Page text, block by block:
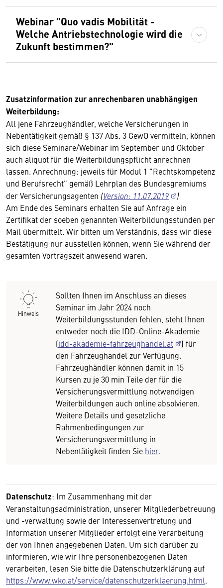
Webinar "Quo vadis Mobilität -
Welche Antriebstechnologie wird die
Zukunft bestimmen?"
Zusatzinformation zur anrechenbaren unabhängigen
Weiterbildung:
All jene Fahrzeughändler, welche Versicherungen in
Nebentätigkeit gemäß § 137 Abs. 3 GewO vermitteln, können
sich diese Seminare/Webinar im September und Oktober
auch aliquot für die Weiterbildungspflicht anrechnen
lassen. Anrechnung: jeweils für Modul 1 "Rechtskompetenz
und Berufsrecht" gemäß Lehrplan des Bundesgremiums
der Versicherungsagenten (Version: 11.07.2019
)
Am Ende des Seminars erhalten Sie auf Anfrage ein
Zertifikat der soeben genannten Weiterbildungsstunden per
Mail übermittelt. Wir bitten um Verständnis, dass wir diese
Bestätigung nur ausstellen können, wenn Sie während der
gesamten Vortragszeit anwesend waren.
Hinweis
Sollten Ihnen im Anschluss an dieses
Seminar im Jahr 2024 noch
Weiterbildungsstunden fehlen, steht Ihnen
entweder noch die IDD-Online-Akademie
(idd-akademie-fahrzeughandel.at
) für
den Fahrzeughandel zur Verfügung.
Fahrzeughändler können damit in 15
Kursen zu je 30 min Teile der für die
Versicherungsvermittlung notwendigen
Weiterbildungen auch online absolvieren.
Weitere Details und gesetzliche
Rahmenbedingungen zur
Versicherungsvermittlung in
Nebentätigkeit finden Sie hier.
Datenschutz: Im Zusammenhang mit der
Veranstaltungsadministration, unserer Mitgliederbetreuung
und -verwaltung sowie der Interessenvertretung und
Information unserer Mitglieder erfolgt eine Verarbeitung
der von Ihnen angegebenen Daten. Um sich darüber zu
informieren, wie wir Ihre personenbezogenen Daten
verarbeiten, lesen Sie bitte die Datenschutzerklärung auf
https://www.wko.at/service/datenschutzerklaerung.html.